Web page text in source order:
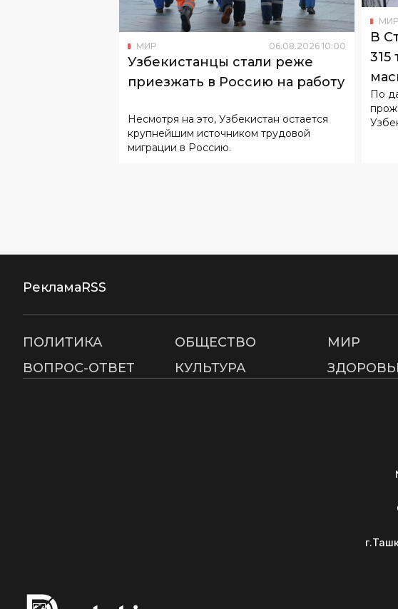
Узбекистанцы стали реже
приезжать в Россию на работу
Несмотря на это, Узбекистан остается
крупнейшим источником трудовой
миграции в Россию.
По
РекламаRSS
ПОЛИТИКА ОБЩЕСТВО МИР
ВОПРОС-ОТВЕТ
КУЛЬТУРА